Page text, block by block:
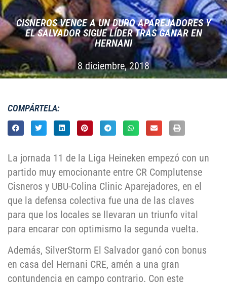
CISNEROS VENCE A UN DURO APAREJADORES Y
EL SALVADOR SIGUE LÍ­DER TRAS GANAR EN
HERNANI
8 diciembre, 2018
COMPÁRTELA:
La jornada 11 de la Liga Heineken empezó con un
partido muy emocionante entre CR Complutense
Cisneros y UBU-Colina Clinic Aparejadores, en el
que la defensa colectiva fue una de las claves
para que los locales se llevaran un triunfo vital
para encarar con optimismo la segunda vuelta.
Además, SilverStorm El Salvador ganó con bonus
en casa del Hernani CRE, amén a una gran
contundencia en campo contrario. Con este